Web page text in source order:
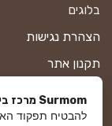
בלוגים
הצהרת נגישות
תקנון אתר
מפת אתר
Surmom מרכז בינלאומי לפונדקאות
להבטיח תפקוד